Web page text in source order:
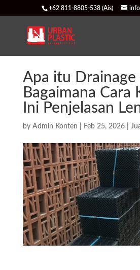
+62 811-8805-538 (Ais)
Apa itu Drainage
Bagaimana Cara
Ini Penjelasan
by Admin Konten Feb 25, 2026|